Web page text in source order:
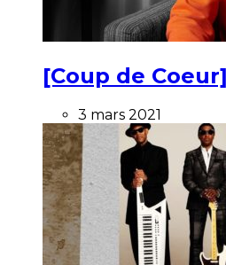
[Coup de
3 mars 2021